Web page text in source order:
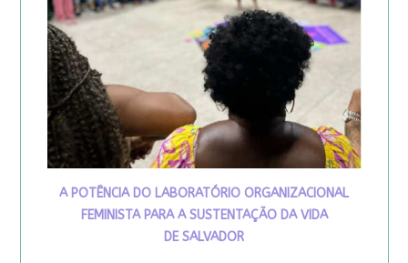
A POTÊNCIA DO LABORATÓRIO ORGANIZACIONAL
FEMINISTA PARA A SUSTENTAÇÃO DA VIDA
DE SALVADOR